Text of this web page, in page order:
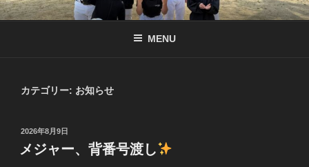
コ
ン
南京都リトル公式サイト
リトル関西連盟所属の少年硬式野球チーム
MENU
カテゴリー: お知らせ
投
日:
2026年8月9日
メジャー、背番号渡し